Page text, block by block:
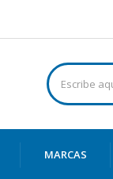
MARCAS